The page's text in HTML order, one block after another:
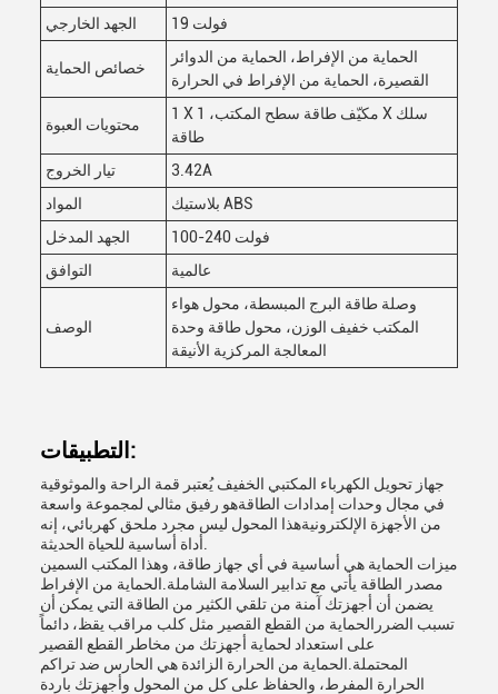
الجهد الخارجي
19 فولت
خصائص الحماية
الحماية من الإفراط، الحماية من الدوائر
القصيرة، الحماية من الإفراط في الحرارة
محتويات العبوة
1 X مكيّف طاقة سطح المكتب، 1 X سلك
طاقة
تيار الخروج
3.42A
المواد
بلاستيك ABS
الجهد المدخل
100-240 فولت
التوافق
عالمية
الوصف
وصلة طاقة البرج المبسطة، محول هواء
المكتب خفيف الوزن، محول طاقة وحدة
المعالجة المركزية الأنيقة
التطبيقات:
جهاز تحويل الكهرباء المكتبي الخفيف يُعتبر قمة الراحة والموثوقية
في مجال وحدات إمدادات الطاقةهو رفيق مثالي لمجموعة واسعة
من الأجهزة الإلكترونيةهذا المحول ليس مجرد ملحق كهربائي، إنه
ميزات الحماية هي أساسية في أي جهاز طاقة، وهذا المكتب السمين
مصدر الطاقة يأتي مع تدابير السلامة الشاملة.الحماية من الإفراط
يضمن أن أجهزتك آمنة من تلقي الكثير من الطاقة التي يمكن أن
تسبب الضررالحماية من القطع القصير مثل كلب مراقب يقظ، دائماً
على استعداد لحماية أجهزتك من مخاطر القطع القصير
المحتملة.الحماية من الحرارة الزائدة هي الحارس ضد تراكم
الحرارة المفرط، والحفاظ على كل من المحول وأجهزتك باردة